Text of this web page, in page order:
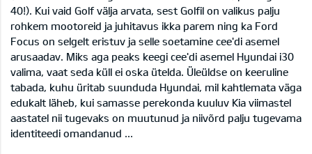
40!). Kui vaid Golf välja arvata, sest Golfil on valikus palju
rohkem mootoreid ja juhitavus ikka parem ning ka Ford
Focus on selgelt eristuv ja selle soetamine cee'di asemel
arusaadav. Miks aga peaks keegi cee'di asemel Hyundai i30
valima, vaat seda küll ei oska ütelda. Üleüldse on keeruline
tabada, kuhu üritab suunduda Hyundai, mil kahtlemata väga
edukalt läheb, kui samasse perekonda kuuluv Kia viimastel
aastatel nii tugevaks on muutunud ja niivõrd palju tugevama
identiteedi omandanud ...